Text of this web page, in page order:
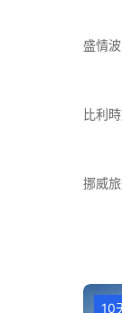
盛情
比利
挪威
10